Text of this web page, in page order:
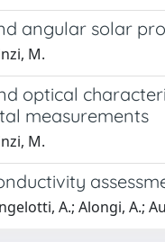
angular solar
M.
optical
measurements
M.
A.; Alongi, A.;